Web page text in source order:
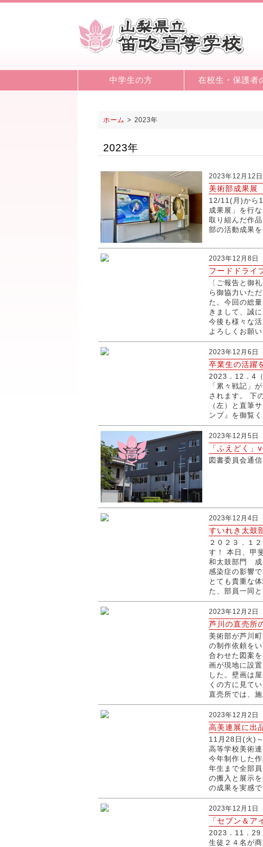
中学生の方 在校生・保護者
ホーム > 2023年
2023年
2023年12月12日
美術部成果展
12/11(月)から
成果展」を行
取り組んだ作
部の活動成果
2023年12月8日
フードドライ
〔ご報告と御
ら御協力いた
た。今回の総
きまして、誠
今後も様々な
よろしくお願
2023年12月6日
卒業生の活躍
2023．12．4
「累々戦記」
されます。 下
（左）と直筆
ンプ』を御覧
2023年12月5日
「ふえどく」
図書委員会通
2023年12月4日
すいれき太鼓
２０２３．１
す！ 本日、甲
和太鼓部門 成
感染症の影響
とても貴重な
た、部員一同
2023年12月2日
芦川の直売所
美術部が芦川
の制作依頼を
合わせた図案
画が現地に設
した。壁画は
くの方に見て
直売所では、施
2023年12月2日
高美連展に出
11月28日(火)
高等学校美術
今年制作した
年生まで全部
の搬入と展示
の成果を実感
2023年12月1日
「セブン＆ア
2023．11．29
生徒２４名が